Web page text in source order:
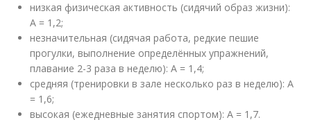
низкая физическая активность (сидячий образ жизни):
А = 1,2;
незначительная (сидячая работа, редкие пешие
прогулки, выполнение определённых упражнений,
плавание 2-3 раза в неделю): А = 1,4;
средняя (тренировки в зале несколько раз в неделю): А
= 1,6;
высокая (ежедневные занятия спортом): А = 1,7.